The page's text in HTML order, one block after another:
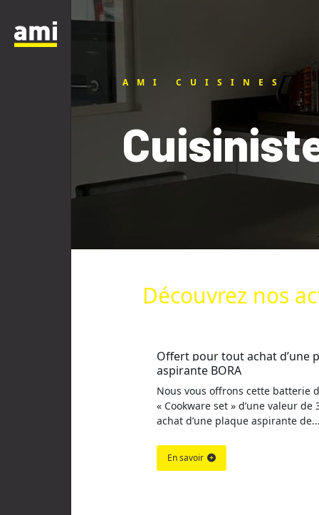
AMI CUISINES
Découvrez nos
Offert pour tout achat d’une
aspirante BORA
Nous vous offrons cette batterie
« Cookware set » d’une valeur
achat d’une plaque aspirante
En savoir